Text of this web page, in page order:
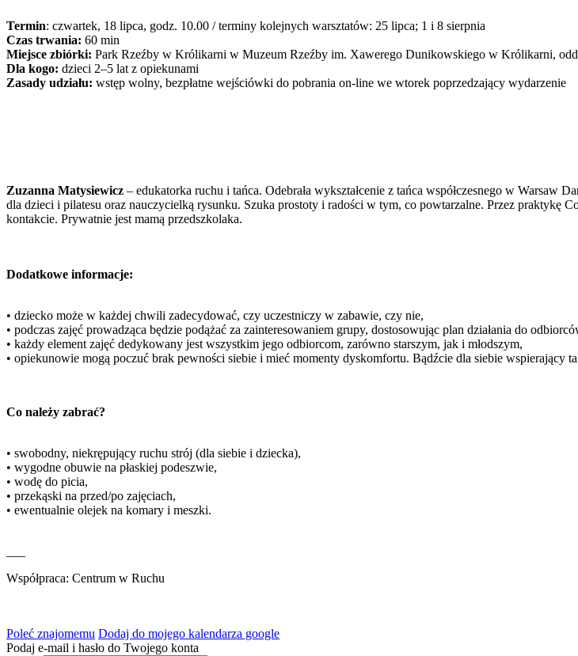
Termin: czwartek, 18 lipca, godz. 10.00 / terminy kolejnych warsztatów: 25 lipca; 1 i 8 sierpnia
Czas trwania: 60 min
Miejsce zbiórki: Park Rzeźby w Królikarni w Muzeum Rzeźby im. Xawerego Dunikowskiego w Królikarni,
Dla kogo: dzieci 2–5 lat z opiekunami
Zasady udziału: wstęp wolny, bezpłatne wejściówki do pobrania on-line we wtorek poprzedzający wydarzenie
Zuzanna Matysiewicz – edukatorka ruchu i tańca. Odebrała wykształcenie z tańca współczesnego w
dla dzieci i pilatesu oraz nauczycielką rysunku. Szuka prostoty i radości w tym, co powtarzalne. Przez praktykę
kontakcie. Prywatnie jest mamą przedszkolaka.
Dodatkowe informacje:
• dziecko może w każdej chwili zadecydować, czy uczestniczy w zabawie, czy nie,
• podczas zajęć prowadząca będzie podążać za zainteresowaniem grupy, dostosowując plan działania do
• każdy element zajęć dedykowany jest wszystkim jego odbiorcom, zarówno starszym, jak i młodszym,
• opiekunowie mogą poczuć brak pewności siebie i mieć momenty dyskomfortu. Bądźcie dla siebie wspierający
Co należy zabrać?
• swobodny, niekrępujący ruchu strój (dla siebie i dziecka),
• wygodne obuwie na płaskiej podeszwie,
• wodę do picia,
• przekąski na przed/po zajęciach,
• ewentualnie olejek na komary i meszki.
Współpraca: Centrum w Ruchu
Poleć znajomemu Dodaj do mojego kalendarza google
Podaj e-mail i hasło do Twojego konta